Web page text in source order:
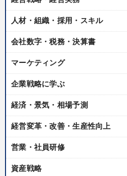
人材・組織・採用・スキル
会社数字・税務・決算書
マーケティング
企業戦略に学ぶ
経済・景気・相場予測
経営変革・改善・生産性向上
営業・社員研修
資産戦略